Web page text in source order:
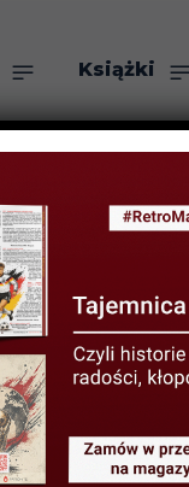
Książki